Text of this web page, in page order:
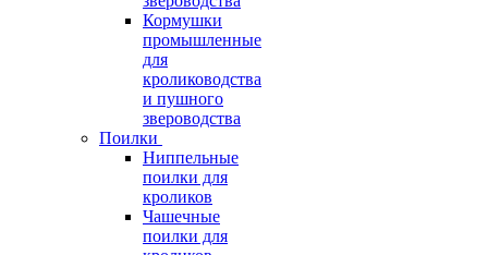
Кормушки
промышленные
для
кролиководства
и пушного
звероводства
Поилки
Ниппельные
поилки для
кроликов
Чашечные
поилки для